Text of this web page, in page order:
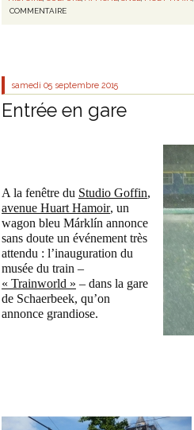
COMMENTAIRE
samedi 05 septembre 2015
Entrée en gare
A la fenêtre du Studio Goffin,
avenue Huart Hamoir, un
wagon bleu Márklín annonce
sans doute un événement très
attendu : l’inauguration du
musée du train –
« Trainworld » – dans la gare
de Schaerbeek, qu’on
annonce grandiose.